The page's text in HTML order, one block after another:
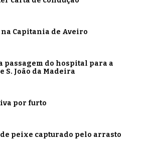
na Capitania de Aveiro
passagem do hospital para a
João da Madeira
por furto
peixe capturado pelo arrasto